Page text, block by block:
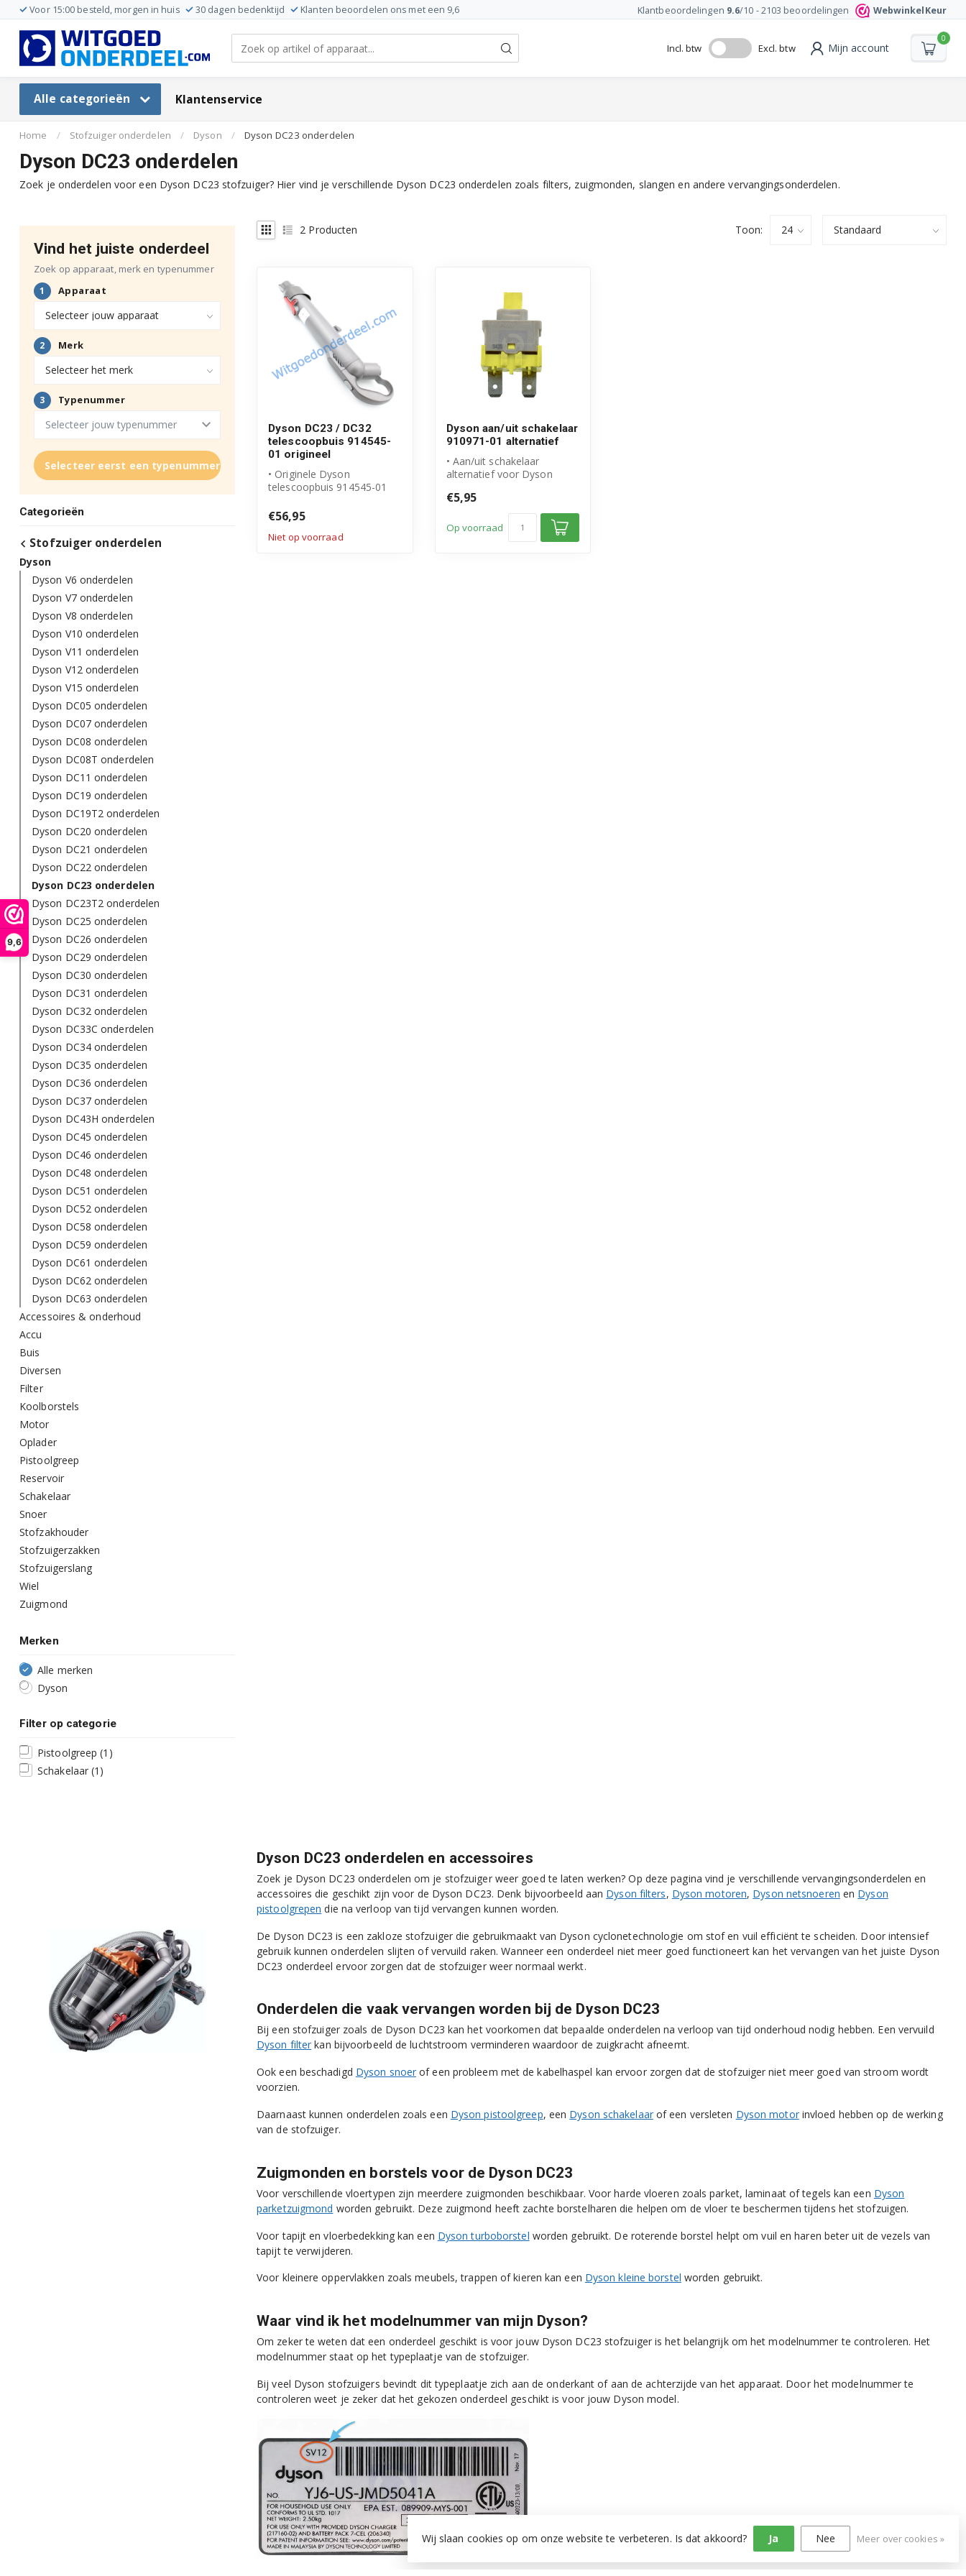
9,6
Voor 15:00 besteld, morgen in huis 30 dagen bedenktijd Klanten beoordelen ons met een 9,6 Klantbeoordelingen 9.6/10 -2103 beoordelingen WebwinkelKeur
Incl. btw Excl. btw Mijn account
0
Alle categorieën Klantenservice
Home / Stofzuiger onderdelen / Dyson / Dyson DC23 onderdelen
Dyson DC23 onderdelen
Zoek je onderdelen voor een Dyson DC23 stofzuiger? Hier vind je verschillende Dyson DC23 onderdelen zoals filters, zuigmonden, slangen en andere vervangingsonderdelen.
Vind het juiste onderdeel
Zoek op apparaat, merk en typenummer
Selecteer eerst een typenummer
Categorieën
Stofzuiger onderdelen
Dyson
Dyson V6 onderdelen
Dyson V7 onderdelen
Dyson V8 onderdelen
Dyson V10 onderdelen
Dyson V11 onderdelen
Dyson V12 onderdelen
Dyson V15 onderdelen
Dyson DC05 onderdelen
Dyson DC07 onderdelen
Dyson DC08 onderdelen
Dyson DC08T onderdelen
Dyson DC11 onderdelen
Dyson DC19 onderdelen
Dyson DC19T2 onderdelen
Dyson DC20 onderdelen
Dyson DC21 onderdelen
Dyson DC22 onderdelen
Dyson DC23 onderdelen
Dyson DC23T2 onderdelen
Dyson DC25 onderdelen
Dyson DC26 onderdelen
Dyson DC29 onderdelen
Dyson DC30 onderdelen
Dyson DC31 onderdelen
Dyson DC32 onderdelen
Dyson DC33C onderdelen
Dyson DC34 onderdelen
Dyson DC35 onderdelen
Dyson DC36 onderdelen
Dyson DC37 onderdelen
Dyson DC43H onderdelen
Dyson DC45 onderdelen
Dyson DC46 onderdelen
Dyson DC48 onderdelen
Dyson DC51 onderdelen
Dyson DC52 onderdelen
Dyson DC58 onderdelen
Dyson DC59 onderdelen
Dyson DC61 onderdelen
Dyson DC62 onderdelen
Dyson DC63 onderdelen
Accessoires & onderhoud
Accu
Buis
Diversen
Filter
Koolborstels
Motor
Oplader
Pistoolgreep
Reservoir
Schakelaar
Snoer
Stofzakhouder
Stofzuigerzakken
Stofzuigerslang
Wiel
Zuigmond
Merken
Alle merken
Dyson
Filter op categorie
Pistoolgreep(1)
Schakelaar(1)
2 Producten Toon:
Dyson DC23 / DC32
telescoopbuis 914545-
01 origineel
• Originele Dyson
telescoopbuis 914545-01
met greep – ...
€56,95
Niet op voorraad
Dyson aan/uit schakelaar
910971-01 alternatief
• Aan/uit schakelaar
alternatief voor Dyson
• Vervanging voor onder...
€5,95
Op voorraad
Dyson DC23 onderdelen en accessoires
Zoek je Dyson DC23 onderdelen om je stofzuiger weer goed te laten werken? Op deze pagina vind je verschillende vervangingsonderdelen en
accessoires die geschikt zijn voor de Dyson DC23. Denk bijvoorbeeld aan Dyson filters, Dyson motoren, Dyson netsnoeren en Dyson
pistoolgrepen die na verloop van tijd vervangen kunnen worden.
De Dyson DC23 is een zakloze stofzuiger die gebruikmaakt van Dyson cyclonetechnologie om stof en vuil efficiënt te scheiden. Door intensief
gebruik kunnen onderdelen slijten of vervuild raken. Wanneer een onderdeel niet meer goed functioneert kan het vervangen van het juiste Dyson
DC23 onderdeel ervoor zorgen dat de stofzuiger weer normaal werkt.
Onderdelen die vaak vervangen worden bij de Dyson DC23
Bij een stofzuiger zoals de Dyson DC23 kan het voorkomen dat bepaalde onderdelen na verloop van tijd onderhoud nodig hebben. Een vervuild
Dyson filter kan bijvoorbeeld de luchtstroom verminderen waardoor de zuigkracht afneemt.
Ook een beschadigd Dyson snoer of een probleem met de kabelhaspel kan ervoor zorgen dat de stofzuiger niet meer goed van stroom wordt
voorzien.
Daarnaast kunnen onderdelen zoals een Dyson pistoolgreep, een Dyson schakelaarof een versleten Dyson motorinvloed hebben op de werking
van de stofzuiger.
Zuigmonden en borstels voor de Dyson DC23
Voor verschillende vloertypen zijn meerdere zuigmonden beschikbaar. Voor harde vloeren zoals parket, laminaat of tegels kan een Dyson
parketzuigmond worden gebruikt. Deze zuigmond heeft zachte borstelharen die helpen om de vloer te beschermen tijdens het stofzuigen.
Voor tapijt en vloerbedekking kan een Dyson turboborstel worden gebruikt. De roterende borstel helpt om vuil en haren beter uit de vezels van
tapijt te verwijderen.
Voor kleinere oppervlakken zoals meubels, trappen of kieren kan een Dyson kleine borstel worden gebruikt.
Waar vind ik het modelnummer van mijn Dyson?
Om zeker te weten dat een onderdeel geschikt is voor jouw Dyson DC23 stofzuiger is het belangrijk om het modelnummer te controleren. Het
modelnummer staat op het typeplaatje van de stofzuiger.
Bij veel Dyson stofzuigers bevindt dit typeplaatje zich aan de onderkant of aan de achterzijde van het apparaat. Door het modelnummer te
controleren weet je zeker dat het gekozen onderdeel geschikt is voor jouw Dyson model.
Wij slaan cookies op om onze website te verbeteren. Is dat akkoord? Ja Nee Meer over cookies »